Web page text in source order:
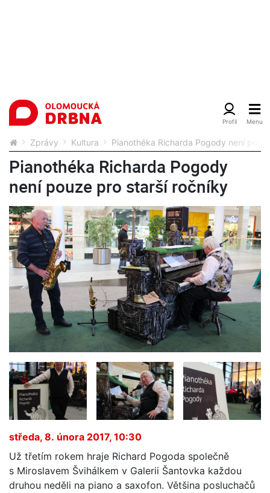
Zprávy Kultura Pianothéka Richarda Pogody není
Pianothéka Richarda Pogody
není pouze pro starší ročníky
středa, 8. února 2017, 10:30
Už třetím rokem hraje Richard Pogoda společně
s Miroslavem Švihálkem v Galerii Šantovka každou
druhou neděli na piano a saxofon. Většina posluchačů